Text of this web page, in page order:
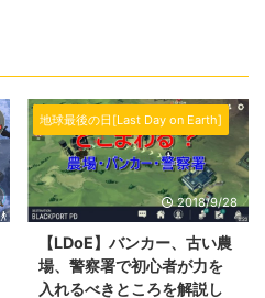
地球最後の日[Last Day on Earth]
2018/9/28
【LDoE】バンカー、古い農
場、警察署で初心者が力を
入れるべきところを解説し